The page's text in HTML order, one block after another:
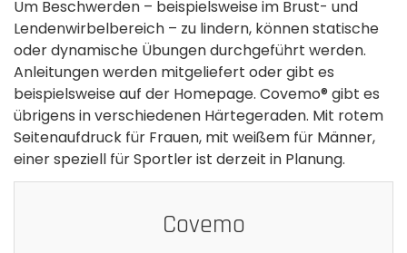
Um Beschwerden – beispielsweise im Brust- und
Lendenwirbelbereich – zu lindern, können statische
oder dynamische Übungen durchgeführt werden.
Anleitungen werden mitgeliefert oder gibt es
beispielsweise auf der Homepage. Covemo® gibt es
übrigens in verschiedenen Härtegeraden. Mit rotem
Seitenaufdruck für Frauen, mit weißem für Männer,
einer speziell für Sportler ist derzeit in Planung.
Covemo